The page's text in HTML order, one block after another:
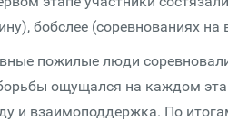
бобслее (соревнованиях
пожилые люди
ощущался на каждом
и взаимоподдержка. По